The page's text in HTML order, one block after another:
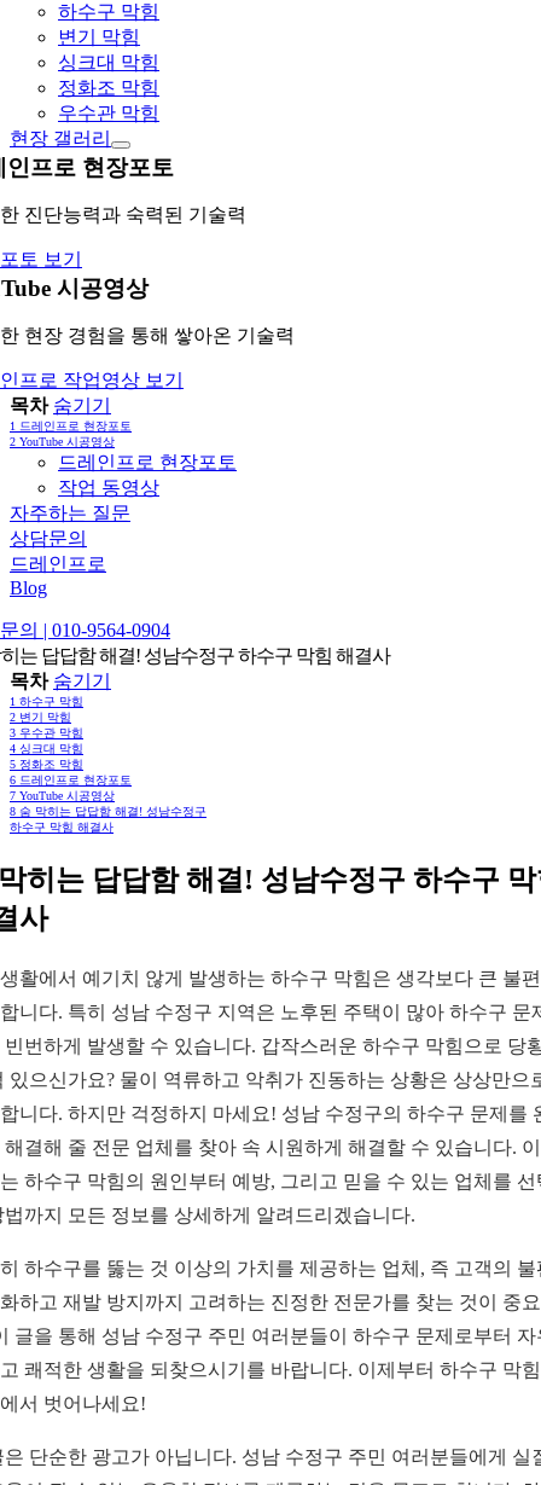
하수구 막힘
변기 막힘
싱크대 막힘
정화조 막힘
우수관 막힘
현장 갤러리
인프로 현장포토
진단능력과 숙력된 기술력
토 보기
시공영상
현장 경험을 통해 쌓아온 기술력
프로 작업영상 보기
목차 숨기기
1 드레인프로 현장포토
2 YouTube 시공영상
드레인프로 현장포토
작업 동영상
자주하는 질문
상담문의
드레인프로
Blog
의 | 010-9564-0904
는 답답함 해결! 성남수정구 하수구 막힘 해결사
목차 숨기기
1 하수구 막힘
2 변기 막힘
3 우수관 막힘
4 싱크대 막힘
5 정화조 막힘
6 드레인프로 현장포토
7 YouTube 시공영상
8 숨 막히는 답답함 해결! 성남수정구
하수구 막힘 해결사
히는 답답함 해결! 성남수정구 하수구
사
활에서 예기치 않게 발생하는 하수구 막힘은 생각보다 큰 불
니다. 특히 성남 수정구 지역은 노후된 주택이 많아 하수구 문
빈번하게 발생할 수 있습니다. 갑작스러운 하수구 막힘으로 당
있으신가요? 물이 역류하고 악취가 진동하는 상황은 상상만으
니다. 하지만 걱정하지 마세요! 성남 수정구의 하수구 문제를
해결해 줄 전문 업체를 찾아 속 시원하게 해결할 수 있습니다.
하수구 막힘의 원인부터 예방, 그리고 믿을 수 있는 업체를 선
법까지 모든 정보를 상세하게 알려드리겠습니다.
하수구를 뚫는 것 이상의 가치를 제공하는 업체, 즉 고객의 불
하고 재발 방지까지 고려하는 진정한 전문가를 찾는 것이 중
글을 통해 성남 수정구 주민 여러분들이 하수구 문제로부터 자
쾌적한 생활을 되찾으시기를 바랍니다. 이제부터 하수구 막
서 벗어나세요!
은 단순한 광고가 아닙니다. 성남 수정구 주민 여러분들에게 실